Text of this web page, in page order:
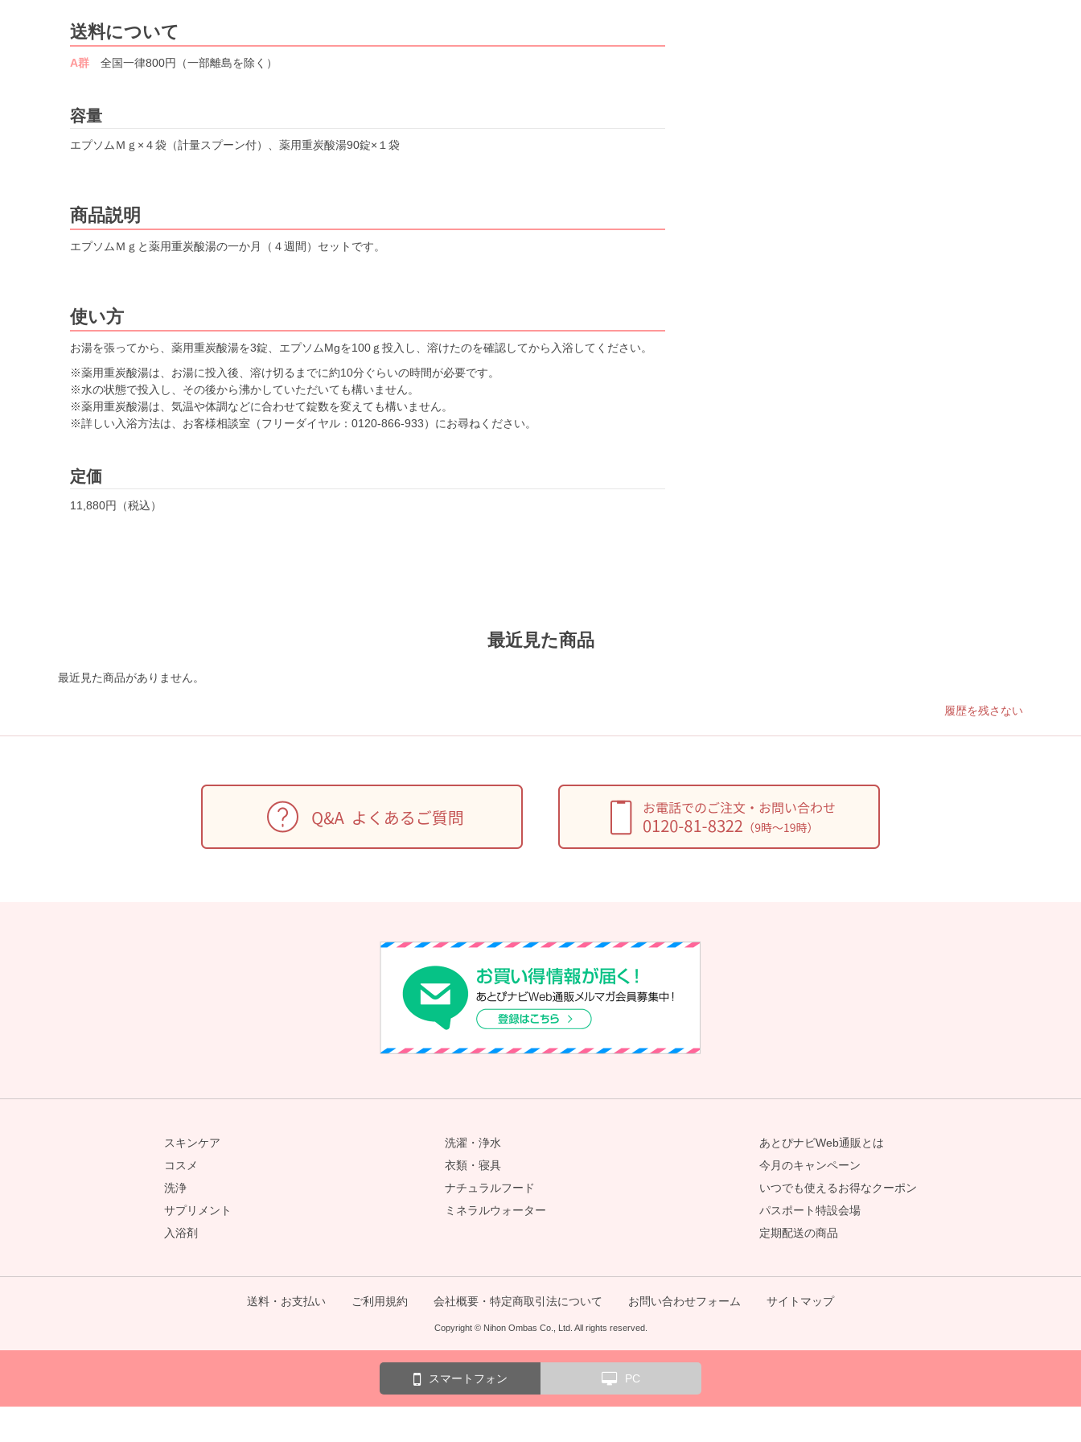
送料について
A群 全国一律800円（一部離島を除く）
容量
エプソムＭｇ×４袋（計量スプーン付）、薬用重炭酸湯90錠×１袋
商品説明
エプソムＭｇと薬用重炭酸湯の一か月（４週間）セットです。
使い方
お湯を張ってから、薬用重炭酸湯を3錠、エプソムMgを100ｇ投入し、溶けたのを確認してから入浴してください。
※薬用重炭酸湯は、お湯に投入後、溶け切るまでに約10分ぐらいの時間が必要です。
※水の状態で投入し、その後から沸かしていただいても構いません。
※薬用重炭酸湯は、気温や体調などに合わせて錠数を変えても構いません。
※詳しい入浴方法は、お客様相談室（フリーダイヤル：0120-866-933）にお尋ねください。
定価
11,880円（税込）
最近見た商品
最近見た商品がありません。
履歴を残さない
スマートフォン PC
スキンケア
コスメ
洗浄
サプリメント
入浴剤
洗濯・浄水
衣類・寝具
ナチュラルフード
ミネラルウォーター
あとぴナビWeb通販とは
今月のキャンペーン
いつでも使えるお得なクーポン
パスポート特設会場
定期配送の商品
送料・お支払い ご利用規約 会社概要・特定商取引法について お問い合わせフォーム サイトマップ
Copyright © Nihon Ombas Co., Ltd. All rights reserved.